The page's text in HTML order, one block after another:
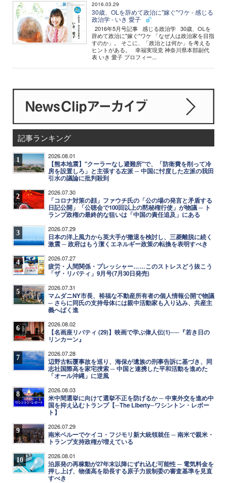
2016.03.29
30歳、OLを辞めて政治に"嫁ぐ"ワケ - 感じる
政治学 - いき 愛子
2016年5月号記事 感じる政治学 30歳、OLを
辞めて政治に"嫁ぐ"ワケ 「なぜ人は政治家を目指
すのか」。 そこに、「政治とは何か」を考える
ヒントがある。 幸福実現党 神奈川県本部副代
表 いき 愛子 プロフィー...
記事ランキング
1 2026.08.01
【熊本地震】"クーラーなし避難所"で、「防衛費を削って冷
房を設置しろ」と主張する左派 ─ 中国に忖度した左派の我田
引水の議論に批判殺到
2 2026.07.30
「コロナ対策の顔」ファウチ氏の「公の場の発言と矛盾する
日記公開」「公聴会で100回以上の黙秘権行使」が物議 ─ ト
ランプ政権の最終的な狙いは「中国の責任追及」にある
3 2026.07.29
日本の洋上風力から英大手が撤退を検討し、三菱離脱に続く
激震 ─ 政府はもう潔くエネルギー政策の転換を表明すべき
4 2026.07.27
疲労・人間関係・プレッシャー……このストレスどう抜こう
「ザ・リバティ」9月号(7月30日発売)
5 2026.07.31
マムダニNY市長、裕福な不動産所有者の個人情報公開で物議
─ さらに同氏の支持母体には親中活動家も入り込み、共産主
義へばく進
6 2026.08.02
【名画座リバティ (29)】映画で学ぶ偉人伝(1)──『若き日の
リンカーン』
7 2026.07.28
辺野古転覆事故を巡り、海保が遺族の刑事告訴に基づき、同
志社国際高を家宅捜索 ─ 中国と連携した平和活動を進めた
「オール沖縄」に逆風
8 2026.08.03
米中間選挙に向けて選挙不正を防げるか ─ 中東外交を進め中
国を抑え込むトランプ【─The Liberty─ワシントン・レポー
ト】
9 2026.07.29
南米ペルーでケイコ・フジモリ新大統領就任 ─ 南米で親米・
トランプ支持政権が増えている
10 2026.08.01
泊原発の再稼動が27年末以降にずれ込む可能性 ─ 電気料金を
押し上げ、物価高を助長する原子力規制委の審査基準を見直
すべき